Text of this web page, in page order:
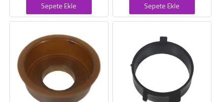
Sepete Ekle Sepete Ekle